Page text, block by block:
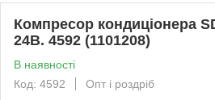
Компресор кондиціонера
24В. 4592 (1101208)
В наявності
Код: 4592
Опт і роздріб